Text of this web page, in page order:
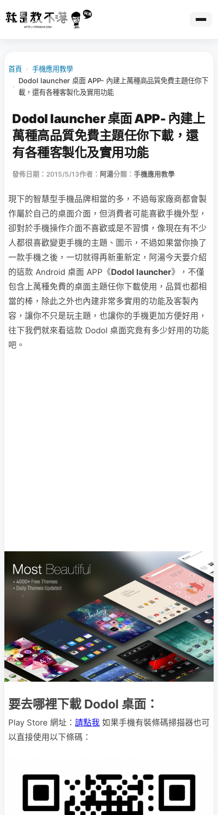
首頁 › 手機應用教學
›
Dodol launcher 桌面 APP- 內建上萬種高品質免費主題任你下
載，還有各種客製化及實用功能
Dodol launcher 桌面 APP- 內建上
萬種高品質免費主題任你下載，還
有各種客製化及實用功能
發佈日期：2015/5/13作者： 阿湯分類： 手機應用教學
現下的智慧型手機品牌相當的多，不過每家廠商都會製
作屬於自己的桌面介面，但消費者可能喜歡手機外型，
卻對於手機操作介面不喜歡或是不習慣，像現在有不少
人都很喜歡變更手機的主題、圖示，不過如果當你換了
一款手機之後，一切就得再新重新定，阿湯今天要介紹
的這款 Android 桌面 APP《Dodol launcher》，不僅
包含上萬種免費的桌面主題任你下載使用，品質也都相
當的棒，除此之外也內建非常多實用的功能及客製內
容，讓你不只是玩主題，也讓你的手機更加方便好用，
往下我們就來看這款 Dodol 桌面究竟有多少好用的功能
吧。
要去哪裡下載 Dodol 桌面：
Play Store 網址： 請點我 如果手機有裝條碼掃描器也可
以直接使用以下條碼：